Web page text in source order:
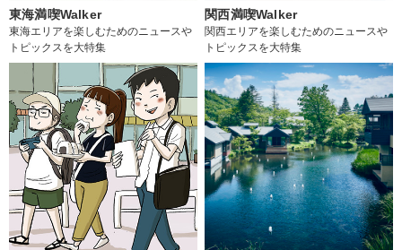
東海満喫Walker
東海エリアを楽しむためのニュースや
トピックスを大特集
関西満喫Walker
関西エリアを楽しむためのニュースや
トピックスを大特集